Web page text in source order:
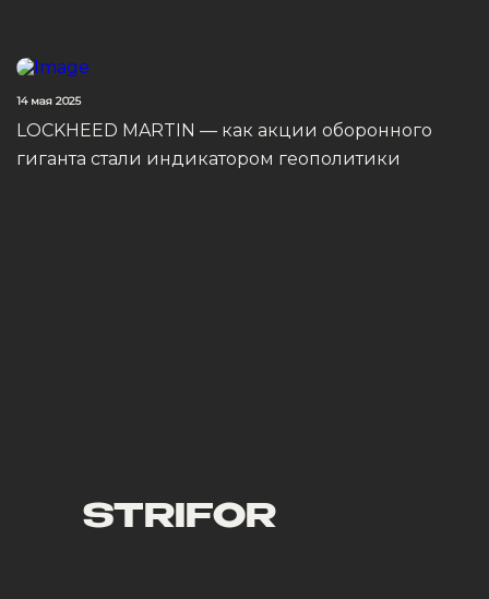
14 мая 2025
LOCKHEED MARTIN — как акции оборонного
гиганта стали индикатором геополитики
STRIFOR